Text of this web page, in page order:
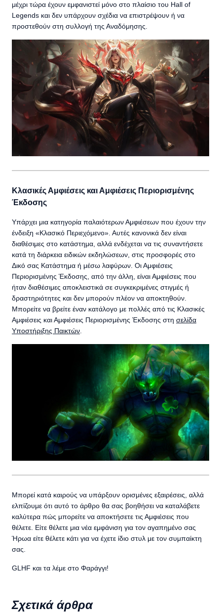
μέχρι τώρα έχουν εμφανιστεί μόνο στο πλαίσιο του Hall of
Legends και δεν υπάρχουν σχέδια να επιστρέψουν ή να
προστεθούν στη συλλογή της Αναδόμησης.
Κλασικές Αμφιέσεις και Αμφιέσεις Περιορισμένης
Έκδοσης
Υπάρχει μια κατηγορία παλαιότερων Αμφιέσεων που έχουν την
ένδειξη «Κλασικό Περιεχόμενο». Αυτές κανονικά δεν είναι
διαθέσιμες στο κατάστημα, αλλά ενδέχεται να τις συναντήσετε
κατά τη διάρκεια ειδικών εκδηλώσεων, στις προσφορές στο
Δικό σας Κατάστημα ή μέσω λαφύρων. Οι Αμφιέσεις
Περιορισμένης Έκδοσης, από την άλλη, είναι Αμφιέσεις που
ήταν διαθέσιμες αποκλειστικά σε συγκεκριμένες στιγμές ή
δραστηριότητες και δεν μπορούν πλέον να αποκτηθούν.
Μπορείτε να βρείτε έναν κατάλογο με πολλές από τις Κλασικές
Αμφιέσεις και Αμφιέσεις Περιορισμένης Έκδοσης στη σελίδα
Υποστήριξης Παικτών
Μπορεί κατά καιρούς να υπάρξουν ορισμένες εξαιρέσεις, αλλά
ελπίζουμε ότι αυτό το άρθρο θα σας βοηθήσει να καταλάβετε
καλύτερα πώς μπορείτε να αποκτήσετε τις Αμφιέσεις που
θέλετε. Είτε θέλετε μια νέα εμφάνιση για τον αγαπημένο σας
Ήρωα είτε θέλετε κάτι για να έχετε ίδιο στυλ με τον συμπαίκτη
σας.
GLHF και τα λέμε στο Φαράγγι!
Σχετικά άρθρα